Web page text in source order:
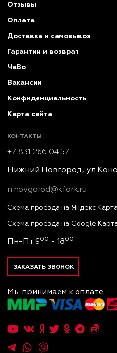
Отзывы
Оплата
Доставка и самовывоз
Гарантии и возврат
ЧаВо
Вакансии
Конфиденциальность
Карта сайта
КОНТАКТЫ
+7 831 266 04 57
Нижний Новгород, ул
n.novgorod@kfork.ru
Схема проезда на Яндекс
Схема проезда на Google
Пн-Пт 900 - 1800
ЗАКАЗАТЬ ЗВОНОК
Мы принимаем к оплате: